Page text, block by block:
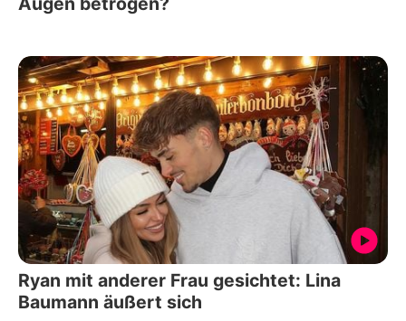
Ryan mit anderer Frau gesichtet: Lina
Baumann äußert sich